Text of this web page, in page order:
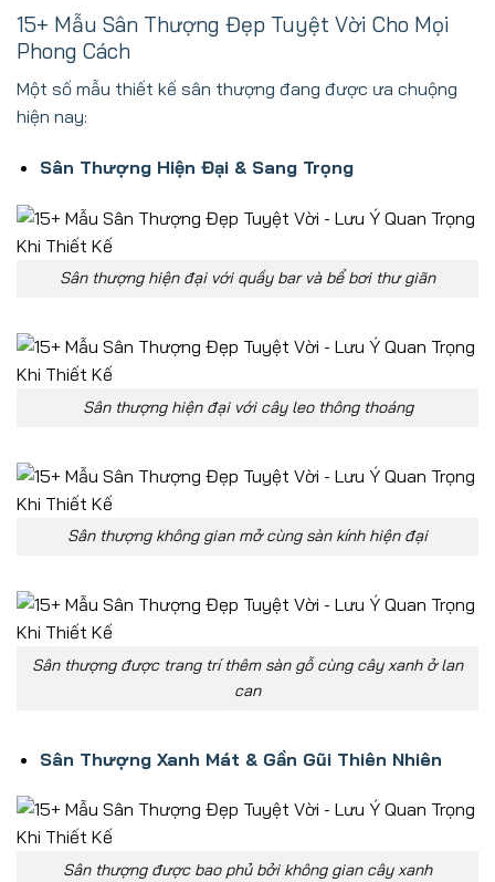
15+ Mẫu Sân Thượng Đẹp Tuyệt Vời Cho Mọi
Phong Cách
Một số mẫu thiết kế sân thượng đang được ưa chuộng
hiện nay:
Sân Thượng Hiện Đại & Sang Trọng
Sân thượng hiện đại với quầy bar và bể bơi thư giãn
Sân thượng hiện đại với cây leo thông thoáng
Sân thượng không gian mở cùng sàn kính hiện đại
Sân thượng được trang trí thêm sàn gỗ cùng cây xanh ở lan
can
Sân Thượng Xanh Mát & Gần Gũi Thiên Nhiên
Sân thượng được bao phủ bởi không gian cây xanh